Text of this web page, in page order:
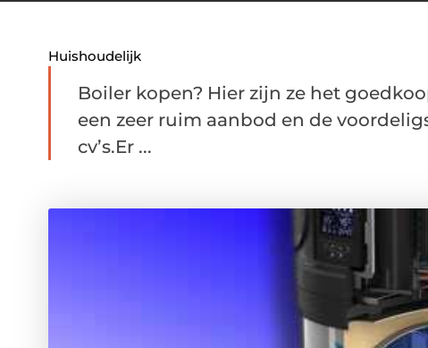
Huishoudelijk
Boiler kopen? Hier zijn ze het
een zeer ruim aanbod en de
cv’s.Er ...